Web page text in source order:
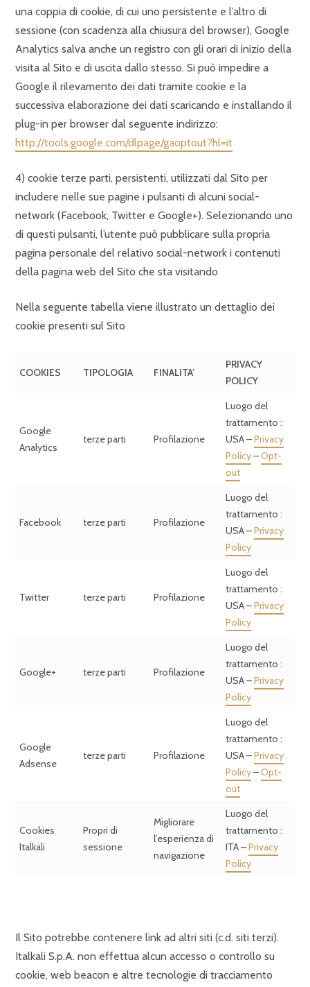
una coppia di cookie, di cui uno persistente e l’altro di
sessione (con scadenza alla chiusura del browser), Google
Analytics salva anche un registro con gli orari di inizio della
visita al Sito e di uscita dallo stesso. Si può impedire a
Google il rilevamento dei dati tramite cookie e la
successiva elaborazione dei dati scaricando e installando il
plug-in per browser dal seguente indirizzo:
http://tools.google.com/dlpage/gaoptout?hl=it
4) cookie terze parti, persistenti, utilizzati dal Sito per
includere nelle sue pagine i pulsanti di alcuni social-
network (Facebook, Twitter e Google+). Selezionando uno
di questi pulsanti, l’utente può pubblicare sulla propria
pagina personale del relativo social-network i contenuti
della pagina web del Sito che sta visitando
Nella seguente tabella viene illustrato un dettaglio dei
cookie presenti sul Sito
COOKIES TIPOLOGIA FINALITA’
PRIVACY
POLICY
Google
Analytics
terze parti Profilazione
Luogo del
trattamento :
USA –Privacy
Policy–Opt-
out
Facebook terze parti Profilazione
Luogo del
trattamento :
USA –Privacy
Policy
Twitter terze parti Profilazione
Luogo del
trattamento :
USA –Privacy
Policy
Google+ terze parti Profilazione
Luogo del
trattamento :
USA –Privacy
Policy
Google
Adsense
terze parti Profilazione
Luogo del
trattamento :
USA –Privacy
Policy–Opt-
out
Cookies
Italkali
Propri di
sessione
Migliorare
l’esperienza di
navigazione
Luogo del
trattamento :
ITA –Privacy
Policy
Il Sito potrebbe contenere link ad altri siti (c.d. siti terzi).
Italkali S.p.A. non effettua alcun accesso o controllo su
cookie, web beacon e altre tecnologie di tracciamento